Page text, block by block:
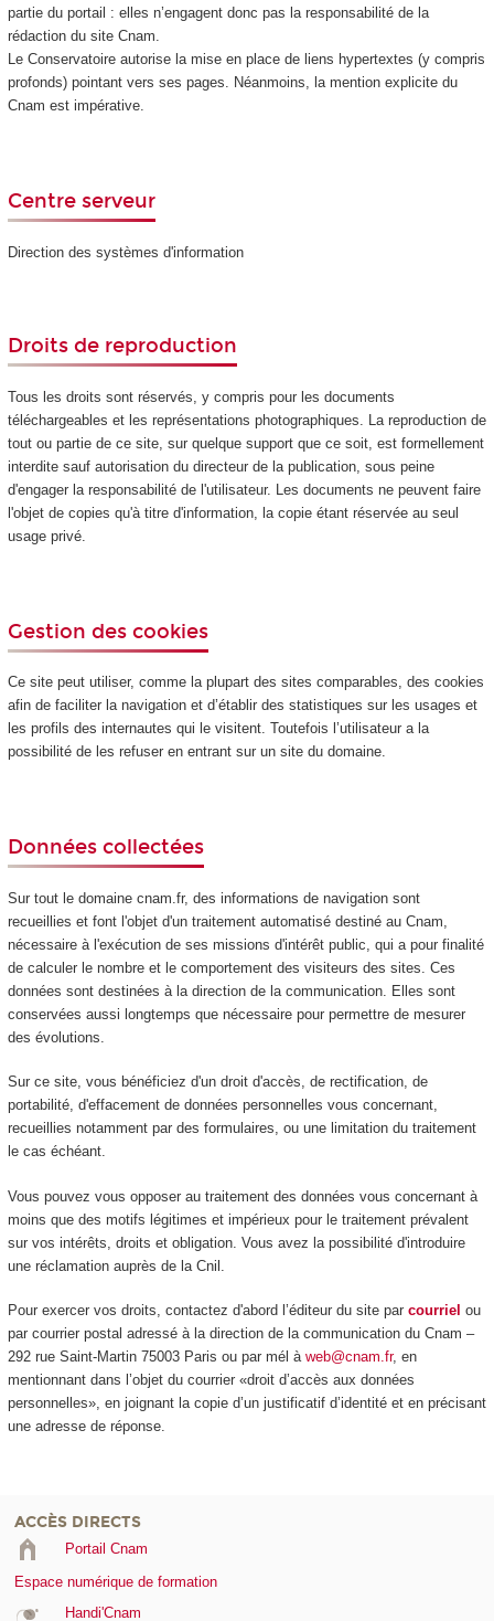
partie du portail : elles n’engagent donc pas la responsabilité de la
rédaction du site Cnam.
Le Conservatoire autorise la mise en place de liens hypertextes (y compris
profonds) pointant vers ses pages. Néanmoins, la mention explicite du
Cnam est impérative.
Centre serveur
Direction des systèmes d'information
Droits de reproduction
Tous les droits sont réservés, y compris pour les documents
téléchargeables et les représentations photographiques. La reproduction de
tout ou partie de ce site, sur quelque support que ce soit, est formellement
interdite sauf autorisation du directeur de la publication, sous peine
d'engager la responsabilité de l'utilisateur. Les documents ne peuvent faire
l'objet de copies qu'à titre d'information, la copie étant réservée au seul
usage privé.
Gestion des cookies
Ce site peut utiliser, comme la plupart des sites comparables, des cookies
afin de faciliter la navigation et d’établir des statistiques sur les usages et
les profils des internautes qui le visitent. Toutefois l’utilisateur a la
possibilité de les refuser en entrant sur un site du domaine.
Données collectées
Sur tout le domaine cnam.fr, des informations de navigation sont
recueillies et font l'objet d'un traitement automatisé destiné au Cnam,
nécessaire à l'exécution de ses missions d'intérêt public, qui a pour finalité
de calculer le nombre et le comportement des visiteurs des sites. Ces
données sont destinées à la direction de la communication. Elles sont
conservées aussi longtemps que nécessaire pour permettre de mesurer
des évolutions.
Sur ce site, vous bénéficiez d'un droit d'accès, de rectification, de
portabilité, d'effacement de données personnelles vous concernant,
recueillies notamment par des formulaires, ou une limitation du traitement
le cas échéant.
Vous pouvez vous opposer au traitement des données vous concernant à
moins que des motifs légitimes et impérieux pour le traitement prévalent
sur vos intérêts, droits et obligation. Vous avez la possibilité d'introduire
une réclamation auprès de la Cnil.
Pour exercer vos droits, contactez d'abord l’éditeur du site par courriel ou
par courrier postal adressé à la direction de la communication du Cnam –
292 rue Saint-Martin 75003 Paris ou par mél à web@cnam.fr, en
mentionnant dans l’objet du courrier «droit d’accès aux données
personnelles», en joignant la copie d’un justificatif d’identité et en précisant
une adresse de réponse.
ACCÈS DIRECTS
Portail Cnam
Espace numérique de formation
Handi'Cnam